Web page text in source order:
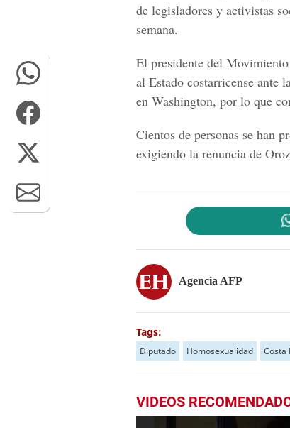
de legisladores y activistas
semana.
El presidente del
al Estado costarricense ante
en Washington, por lo que
Cientos de personas se han
exigiendo la renuncia de
Agencia AFP
Tags:
Diputado Homosexualidad Costa
VIDEOS